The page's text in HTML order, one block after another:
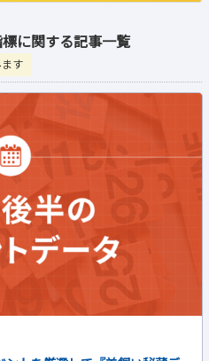
に関する記事一覧
す